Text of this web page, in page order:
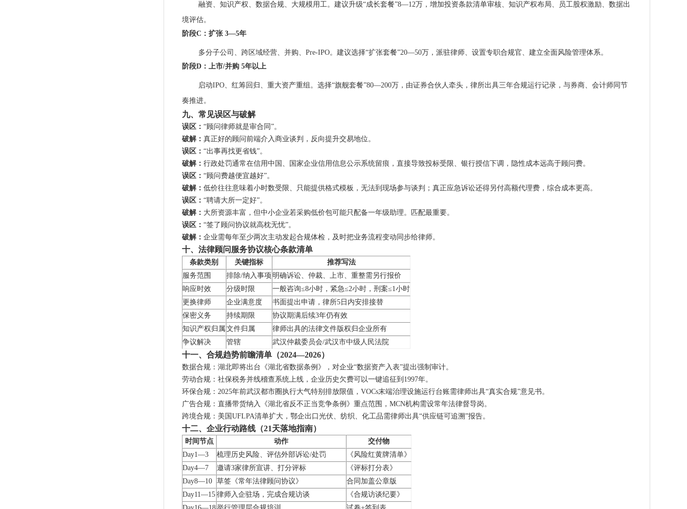
融资、知识产权、数据合规、大规模用工。建议升级“成长套餐”8—12万，增加投资条款清单审核、知识产权布局、员工股权激励、数据出
境评估。
阶段C：扩张 3—5年
多分子公司、跨区域经营、并购、Pre-IPO。建议选择“扩张套餐”20—50万，派驻律师、设置专职合规官、建立全面风险管理体系。
阶段D：上市/并购 5年以上
启动IPO、红筹回归、重大资产重组。选择“旗舰套餐”80—200万，由证券合伙人牵头，律所出具三年合规运行记录，与券商、会计师同节
奏推进。
九、常见误区与破解
误区： “顾问律师就是审合同”。
破解： 真正好的顾问前端介入商业谈判，反向提升交易地位。
误区： “出事再找更省钱”。
破解： 行政处罚通常在信用中国、国家企业信用信息公示系统留痕，直接导致投标受限、银行授信下调，隐性成本远高于顾问费。
误区： “顾问费越便宜越好”。
破解： 低价往往意味着小时数受限、只能提供格式模板，无法到现场参与谈判；真正应急诉讼还得另付高额代理费，综合成本更高。
误区： “聘请大所一定好”。
破解： 大所资源丰富，但中小企业若采购低价包可能只配备一年级助理。匹配最重要。
误区： “签了顾问协议就高枕无忧”。
破解： 企业需每年至少两次主动发起合规体检，及时把业务流程变动同步给律师。
十、法律顾问服务协议核心条款清单
条款类别 关键指标
推荐写法
服务范围
排除/纳入事项 明确诉讼、仲裁、上市、重整需另行报价
响应时效
分级时限
一般咨询≤8小时，紧急≤2小时，刑案≤1小时
更换律师
企业满意度
书面提出申请，律所5日内安排接替
保密义务
持续期限
协议期满后续3年仍有效
知识产权归属 文件归属
律师出具的法律文件版权归企业所有
争议解决
管辖 武汉仲裁委员会/武汉市中级人民法院
十一、合规趋势前瞻清单（2024—2026）
数据合规：湖北即将出台《湖北省数据条例》，对企业“数据资产入表”提出强制审计。
劳动合规：社保税务并线稽查系统上线，企业历史欠费可以一键追征到1997年。
环保合规：2025年前武汉都市圈执行大气特别排放限值，VOCs末端治理设施运行台账需律师出具“真实合规”意见书。
广告合规：直播带货纳入《湖北省反不正当竞争条例》重点范围，MCN机构需设常年法律督导岗。
跨境合规：美国UFLPA清单扩大，鄂企出口光伏、纺织、化工品需律师出具“供应链可追溯”报告。
十二、企业行动路线（21天落地指南）
时间节点 动作
交付物
Day1—3
梳理历史风险、评估外部诉讼/处罚
《风险红黄牌清单》
Day4—7
邀请3家律所宣讲、打分评标
《评标打分表》
Day8—10 草签《常年法律顾问协议》
合同加盖公章版
Day11—15 律师入企驻场，完成合规访谈
《合规访谈纪要》